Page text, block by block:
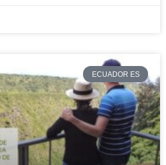
ECUADOR ES